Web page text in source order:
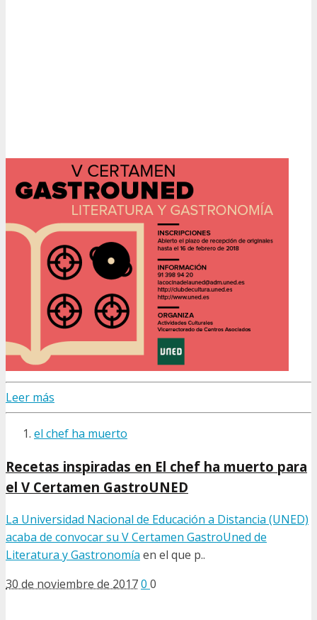
Leer más
el chef ha muerto
Recetas inspiradas en El chef ha muerto para
el V Certamen GastroUNED
La Universidad Nacional de Educación a Distancia (UNED)
acaba de convocar su V Certamen GastroUned de
Literatura y Gastronomía en el que p..
30 de noviembre de 20170 0